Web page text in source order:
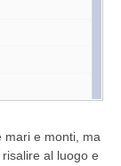
mari e monti, ma
al luogo e